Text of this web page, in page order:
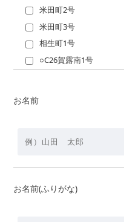
米田町2号
米田町3号
相生町1号
○C26賀露南1号
お名前
お名前(ふりがな)
い
親族の土地
【時期】
【資金】
頭金